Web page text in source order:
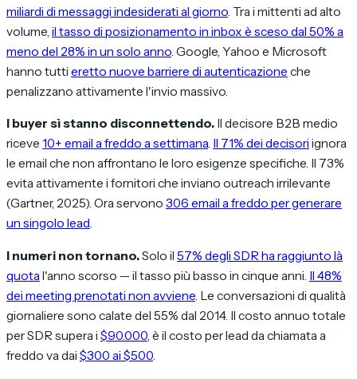
miliardi di messaggi indesiderati al giorno . Tra i mittenti ad alto
volume, il tasso di posizionamento in inbox è sceso dal 50% a
meno del 28% in un solo anno . Google, Yahoo e Microsoft
hanno tutti eretto nuove barriere di autenticazione che
penalizzano attivamente l'invio massivo.
I buyer sì stanno disconnettendo. Il decisore B2B medio
riceve 10+ email a freddo a settimana. Il 71% dei decisori ignora
le email che non affrontano le loro esigenze specifiche. Il 73%
evita attivamente i fornitori che inviano outreach irrilevante
(Gartner, 2025). Ora servono 306 email a freddo per generare
un singolo lead.
I numeri non tornano.Solo il 57% degli SDR ha raggiunto là
quota l'anno scorso — il tasso più basso in cinque anni. Il 48%
dei meeting prenotati non avviene . Le conversazioni di qualità
giornaliere sono calate del 55% dal 2014. Il costo annuo totale
per SDR supera i $90.000 , è il costo per lead da chiamata a
freddo va dai $300 ai $500